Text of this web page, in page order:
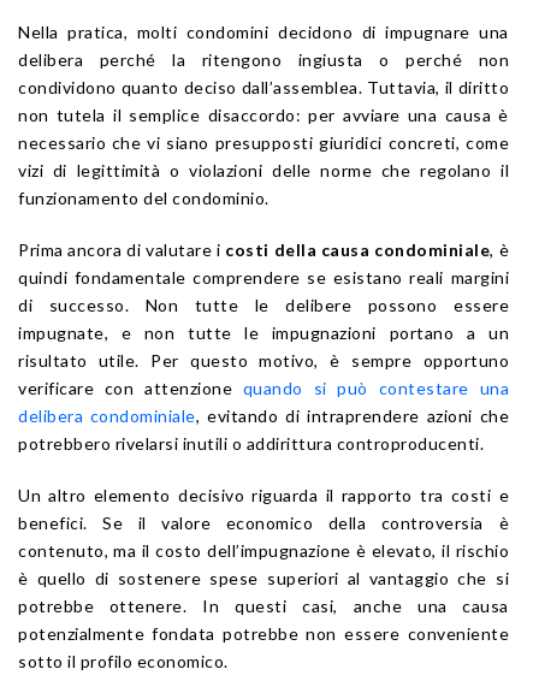
Nella pratica, molti condomini decidono di impugnare una
delibera perché la ritengono ingiusta o perché non
condividono quanto deciso dall’assemblea. Tuttavia, il diritto
non tutela il semplice disaccordo: per avviare una causa è
necessario che vi siano presupposti giuridici concreti, come
vizi di legittimità o violazioni delle norme che regolano il
funzionamento del condominio.
Prima ancora di valutare i costi della causa condominiale, è
quindi fondamentale comprendere se esistano reali margini
di successo. Non tutte le delibere possono essere
impugnate, e non tutte le impugnazioni portano a un
risultato utile. Per questo motivo, è sempre opportuno
verificare con attenzione quando si può contestare una
delibera condominiale, evitando di intraprendere azioni che
potrebbero rivelarsi inutili o addirittura controproducenti.
Un altro elemento decisivo riguarda il rapporto tra costi e
benefici. Se il valore economico della controversia è
contenuto, ma il costo dell’impugnazione è elevato, il rischio
è quello di sostenere spese superiori al vantaggio che si
potrebbe ottenere. In questi casi, anche una causa
potenzialmente fondata potrebbe non essere conveniente
sotto il profilo economico.